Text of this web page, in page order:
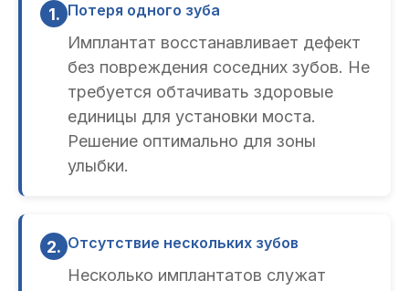
1. Потеря одного зуба
Имплантат восстанавливает дефект
без повреждения соседних зубов. Не
требуется обтачивать здоровые
единицы для установки моста.
Решение оптимально для зоны
улыбки.
2. Отсутствие нескольких зубов
Несколько имплантатов служат